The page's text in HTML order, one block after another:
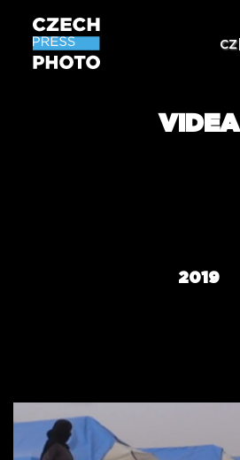
CZ|
VIDEA
2019